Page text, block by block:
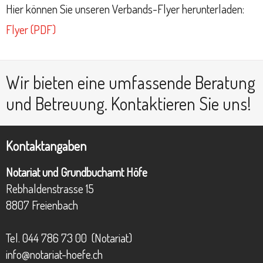
Hier können Sie unseren Verbands-Flyer herunterladen:
Flyer (PDF)
Wir bieten eine umfassende Beratung
und Betreuung. Kontaktieren Sie uns!
Kontaktangaben
Notariat und Grundbuchamt Höfe
Rebhaldenstrasse 15
8807 Freienbach
Tel.044 786 73 00 (Notariat)
info@notariat-hoefe.ch